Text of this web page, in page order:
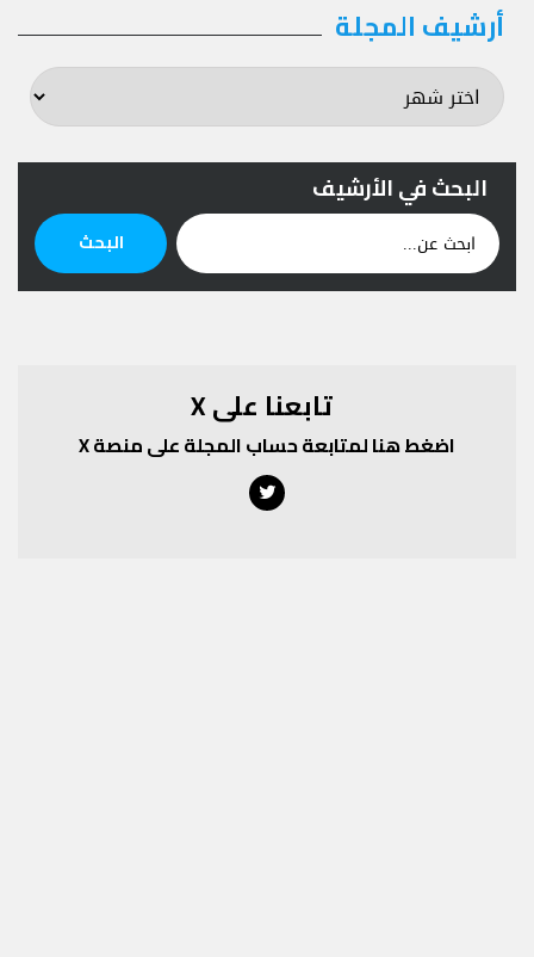
أرشيف المجلة
المجلة
البحث في الأرشيف
عن:
البحث
تابعنا على X
اضغط هنا لمتابعة حساب المجلة على منصة X
Twitter